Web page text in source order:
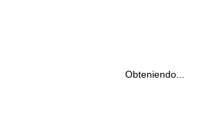
Obteniendo...